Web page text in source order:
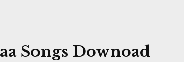
Songs Downoad